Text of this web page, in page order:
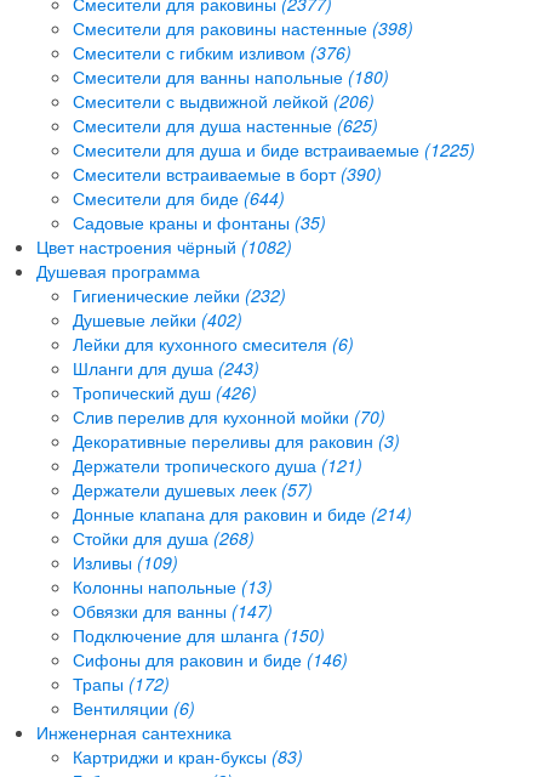
Смесители для раковины настенные (398)
Смесители с гибким изливом (376)
Смесители для ванны напольные (180)
Смесители с выдвижной лейкой (206)
Смесители для душа настенные (625)
Смесители для душа и биде встраиваемые (1225)
Смесители встраиваемые в борт (390)
Смесители для биде (644)
Садовые краны и фонтаны (35)
Цвет настроения чёрный (1082)
Душевая программа
Гигиенические лейки (232)
Душевые лейки (402)
Лейки для кухонного смесителя (6)
Шланги для душа (243)
Тропический душ (426)
Слив перелив для кухонной мойки (70)
Декоративные переливы для раковин (3)
Держатели тропического душа (121)
Держатели душевых леек (57)
Донные клапана для раковин и биде (214)
Стойки для душа (268)
Изливы (109)
Колонны напольные (13)
Обвязки для ванны (147)
Подключение для шланга (150)
Сифоны для раковин и биде (146)
Трапы (172)
Вентиляции (6)
Инженерная сантехника
Картриджи и кран-буксы (83)